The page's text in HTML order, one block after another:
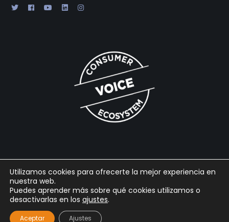
2025 © Gabaon Conseil SL |Legal|Cookies|Privacidad
Powered by
Utilizamos cookies para ofrecerte la mejor experiencia en
nuestra web.
Puedes aprender más sobre qué cookies utilizamos o
desactivarlas en los ajustes.
Aceptar Ajustes